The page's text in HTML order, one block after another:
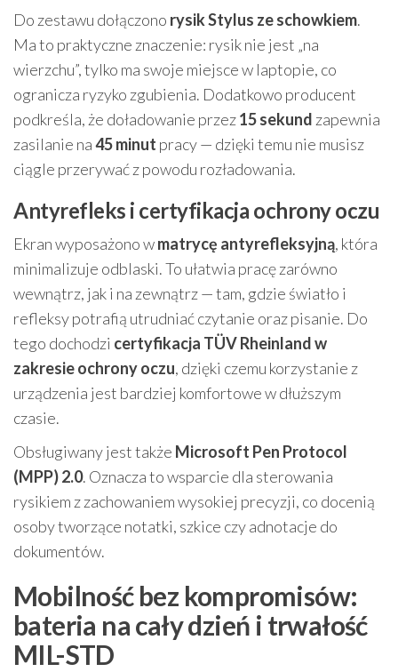
Do zestawu dołączono rysik Stylus ze schowkiem.
Ma to praktyczne znaczenie: rysik nie jest „na
wierzchu”, tylko ma swoje miejsce w laptopie, co
ogranicza ryzyko zgubienia. Dodatkowo producent
podkreśla, że doładowanie przez15 sekund zapewnia
zasilanie na45 minut pracy — dzięki temu nie musisz
ciągle przerywać z powodu rozładowania.
Antyrefleks i certyfikacja ochrony oczu
Ekran wyposażono wmatrycę antyrefleksyjną, która
minimalizuje odblaski. To ułatwia pracę zarówno
wewnątrz, jak i na zewnątrz — tam, gdzie światło i
refleksy potrafią utrudniać czytanie oraz pisanie. Do
tego dochodzi certyfikacja TÜV Rheinland w
zakresie ochrony oczu, dzięki czemu korzystanie z
urządzenia jest bardziej komfortowe w dłuższym
czasie.
Obsługiwany jest także Microsoft Pen Protocol
(MPP) 2.0. Oznacza to wsparcie dla sterowania
rysikiem z zachowaniem wysokiej precyzji, co docenią
osoby tworzące notatki, szkice czy adnotacje do
dokumentów.
Mobilność bez kompromisów:
bateria na cały dzień i trwałość
MIL-STD